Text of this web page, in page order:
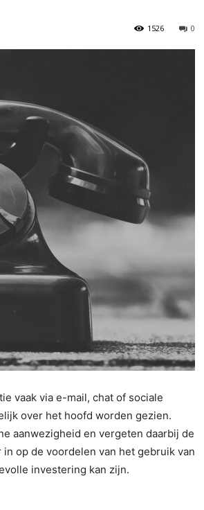
0
1526
vaak via e-mail, chat of sociale
over het hoofd worden gezien.
aanwezigheid en vergeten daarbij de
op de voordelen van het gebruik van
investering kan zijn.